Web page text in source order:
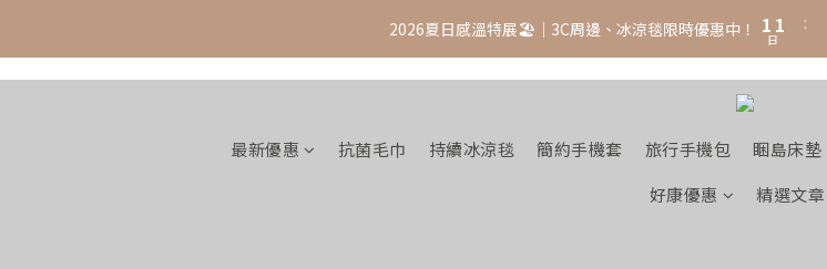
2026夏日感溫特展🏖️｜3C周邊、冰涼毯限時優惠中！ 1
0
1
0
日
:
最新優惠 抗菌毛巾 持續冰涼毯 簡約手機套 旅行手機包 睏島床墊
好康優惠
精選文章